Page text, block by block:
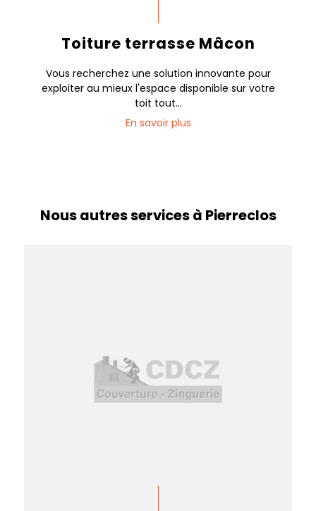
Toiture terrasse Mâcon
Vous recherchez une solution innovante pour
exploiter au mieux l'espace disponible sur votre
toit tout...
En savoir plus
Nous autres services à Pierreclos